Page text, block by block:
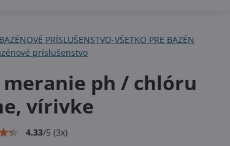
BAZÉNOVÉ PRÍSLUŠENSTVO-VŠETKO PRE BAZÉN
príslušenstvo
ph / chlóru
vírivke
4.33/5 (3x)